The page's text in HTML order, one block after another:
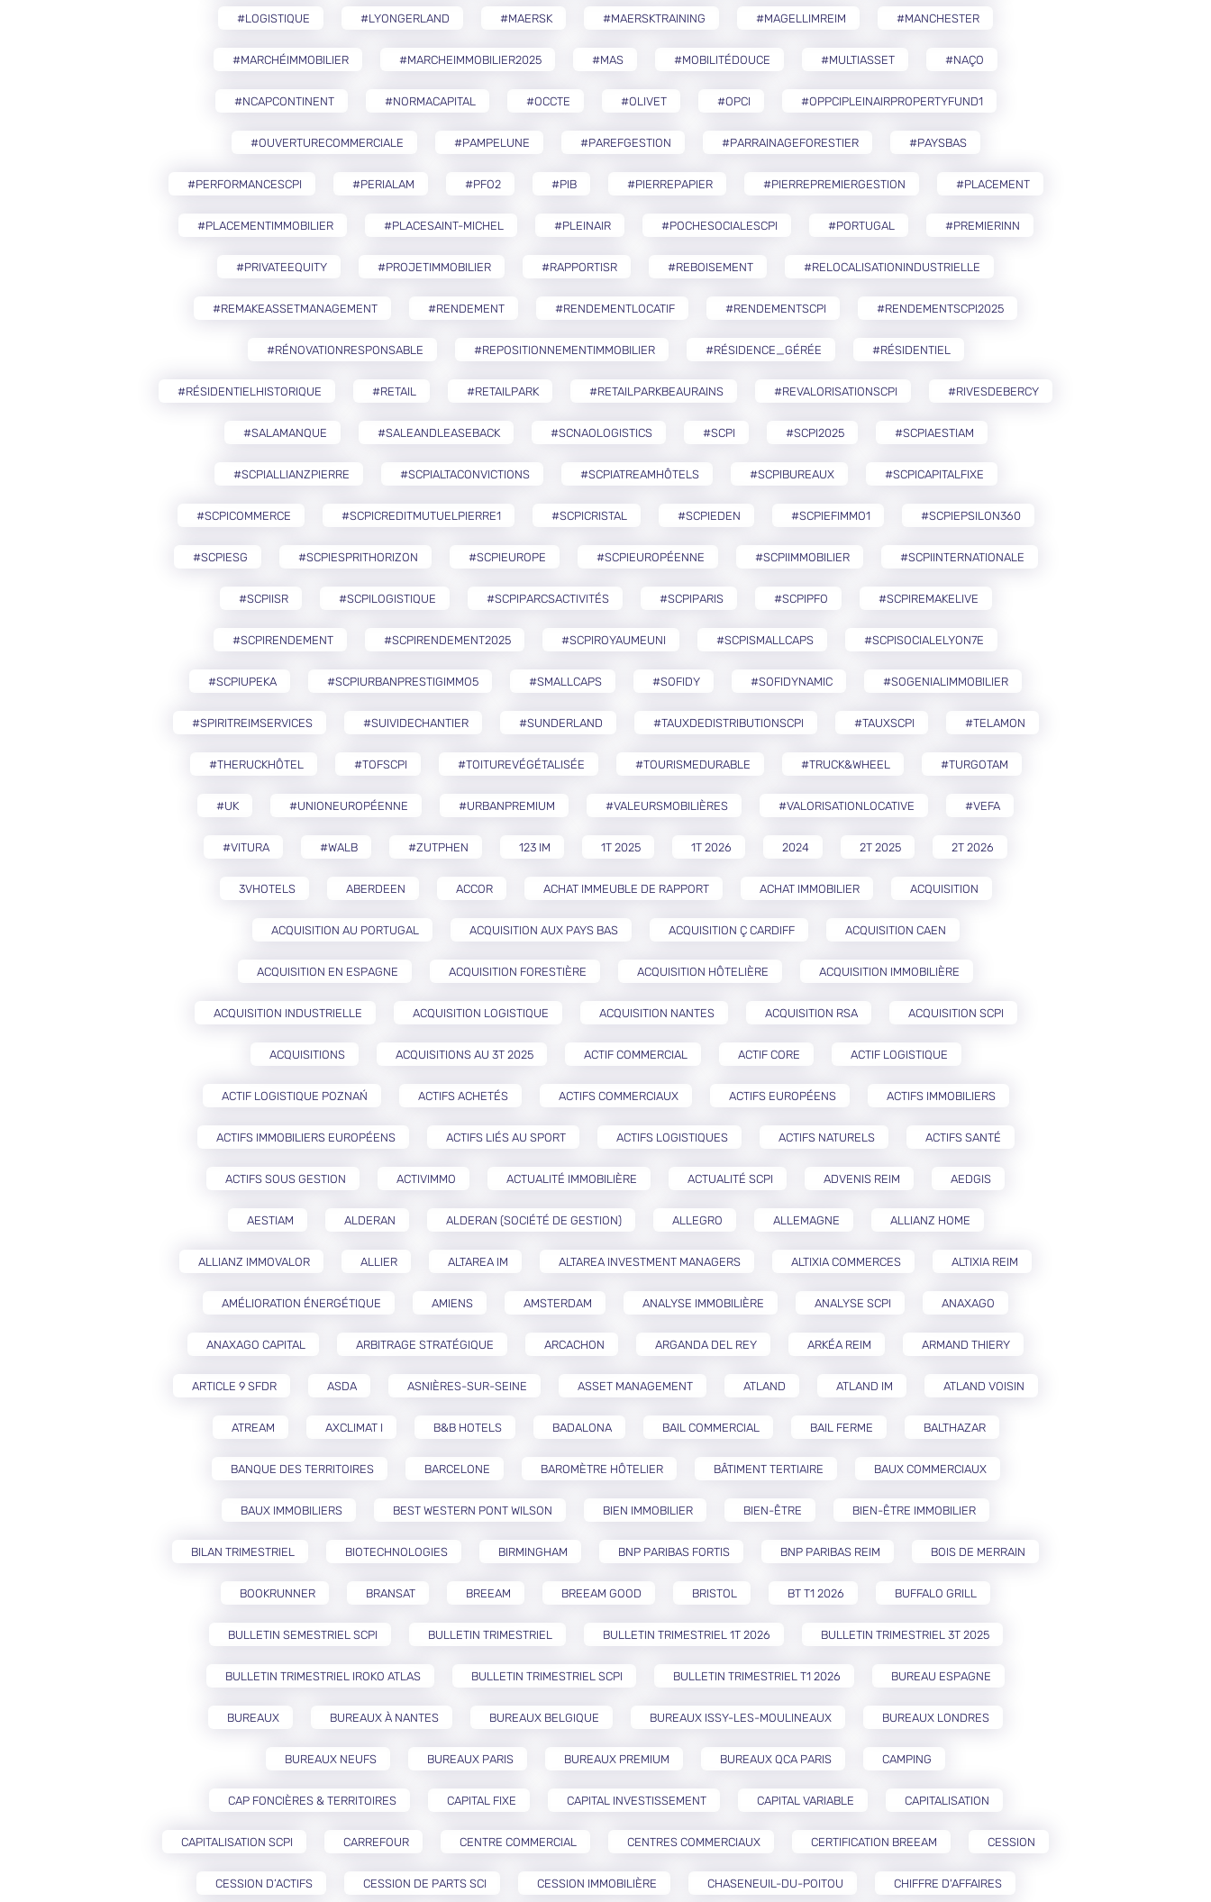
#LOGISTIQUE #LYONGERLAND #MAERSK #MAERSKTRAINING #MAGELLIMREIM #MANCHESTER
#MARCHÉIMMOBILIER #MARCHEIMMOBILIER2025 #MAS #MOBILITÉDOUCE #MULTIASSET #NAÇO
#NCAPCONTINENT #NORMACAPITAL #OCCTE #OLIVET #OPCI #OPPCIPLEINAIRPROPERTYFUND1
#OUVERTURECOMMERCIALE #PAMPELUNE #PAREFGESTION #PARRAINAGEFORESTIER #PAYSBAS
#PERFORMANCESCPI #PERIALAM #PFO2 #PIB #PIERREPAPIER #PIERREPREMIERGESTION #PLACEMENT
#PLACEMENTIMMOBILIER #PLACESAINT-MICHEL #PLEINAIR #POCHESOCIALESCPI #PORTUGAL #PREMIERINN
#PRIVATEEQUITY #PROJETIMMOBILIER #RAPPORTISR #REBOISEMENT #RELOCALISATIONINDUSTRIELLE
#REMAKEASSETMANAGEMENT #RENDEMENT #RENDEMENTLOCATIF #RENDEMENTSCPI #RENDEMENTSCPI2025
#RÉNOVATIONRESPONSABLE #REPOSITIONNEMENTIMMOBILIER #RÉSIDENCE_GÉRÉE #RÉSIDENTIEL
#RÉSIDENTIELHISTORIQUE #RETAIL #RETAILPARK #RETAILPARKBEAURAINS #REVALORISATIONSCPI #RIVESDEBERCY
#SALAMANQUE #SALEANDLEASEBACK #SCNAOLOGISTICS #SCPI #SCPI2025 #SCPIAESTIAM
#SCPIALLIANZPIERRE #SCPIALTACONVICTIONS #SCPIATREAMHÔTELS #SCPIBUREAUX #SCPICAPITALFIXE
#SCPICOMMERCE #SCPICREDITMUTUELPIERRE1 #SCPICRISTAL #SCPIEDEN #SCPIEFIMMO1 #SCPIEPSILON360
#SCPIESG #SCPIESPRITHORIZON #SCPIEUROPE #SCPIEUROPÉENNE #SCPIIMMOBILIER #SCPIINTERNATIONALE
#SCPIISR #SCPILOGISTIQUE #SCPIPARCSACTIVITÉS #SCPIPARIS #SCPIPFO #SCPIREMAKELIVE
#SCPIRENDEMENT #SCPIRENDEMENT2025 #SCPIROYAUMEUNI #SCPISMALLCAPS #SCPISOCIALELYON7E
#SCPIUPEKA #SCPIURBANPRESTIGIMMO5 #SMALLCAPS #SOFIDY #SOFIDYNAMIC #SOGENIALIMMOBILIER
#SPIRITREIMSERVICES #SUIVIDECHANTIER #SUNDERLAND #TAUXDEDISTRIBUTIONSCPI #TAUXSCPI #TELAMON
#THERUCKHÔTEL #TOFSCPI #TOITUREVÉGÉTALISÉE #TOURISMEDURABLE #TRUCK&WHEEL #TURGOTAM
#UK #UNIONEUROPÉENNE #URBANPREMIUM #VALEURSMOBILIÈRES #VALORISATIONLOCATIVE #VEFA
#VITURA #WALB #ZUTPHEN 123 IM 1T 2025 1T 2026 2024 2T 2025 2T 2026
3VHOTELS ABERDEEN ACCOR ACHAT IMMEUBLE DE RAPPORT ACHAT IMMOBILIER ACQUISITION
ACQUISITION AU PORTUGAL ACQUISITION AUX PAYS BAS ACQUISITION Ç CARDIFF ACQUISITION CAEN
ACQUISITION EN ESPAGNE ACQUISITION FORESTIÈRE ACQUISITION HÔTELIÈRE ACQUISITION IMMOBILIÈRE
ACQUISITION INDUSTRIELLE ACQUISITION LOGISTIQUE ACQUISITION NANTES ACQUISITION RSA ACQUISITION SCPI
ACQUISITIONS ACQUISITIONS AU 3T 2025 ACTIF COMMERCIAL ACTIF CORE ACTIF LOGISTIQUE
ACTIF LOGISTIQUE POZNAŃ ACTIFS ACHETÉS ACTIFS COMMERCIAUX ACTIFS EUROPÉENS ACTIFS IMMOBILIERS
ACTIFS IMMOBILIERS EUROPÉENS ACTIFS LIÉS AU SPORT ACTIFS LOGISTIQUES ACTIFS NATURELS ACTIFS SANTÉ
ACTIFS SOUS GESTION ACTIVIMMO ACTUALITÉ IMMOBILIÈRE ACTUALITÉ SCPI ADVENIS REIM AEDGIS
AESTIAM ALDERAN ALDERAN (SOCIÉTÉ DE GESTION) ALLEGRO ALLEMAGNE ALLIANZ HOME
ALLIANZ IMMOVALOR ALLIER ALTAREA IM ALTAREA INVESTMENT MANAGERS ALTIXIA COMMERCES ALTIXIA REIM
AMÉLIORATION ÉNERGÉTIQUE AMIENS AMSTERDAM ANALYSE IMMOBILIÈRE ANALYSE SCPI ANAXAGO
ANAXAGO CAPITAL ARBITRAGE STRATÉGIQUE ARCACHON ARGANDA DEL REY ARKÉA REIM ARMAND THIERY
ARTICLE 9 SFDR ASDA ASNIÈRES-SUR-SEINE ASSET MANAGEMENT ATLAND ATLAND IM ATLAND VOISIN
ATREAM AXCLIMAT I B&B HOTELS BADALONA BAIL COMMERCIAL BAIL FERME BALTHAZAR
BANQUE DES TERRITOIRES BARCELONE BAROMÈTRE HÔTELIER BÂTIMENT TERTIAIRE BAUX COMMERCIAUX
BAUX IMMOBILIERS BEST WESTERN PONT WILSON BIEN IMMOBILIER BIEN-ÊTRE BIEN-ÊTRE IMMOBILIER
BILAN TRIMESTRIEL BIOTECHNOLOGIES BIRMINGHAM BNP PARIBAS FORTIS BNP PARIBAS REIM BOIS DE MERRAIN
BOOKRUNNER BRANSAT BREEAM BREEAM GOOD BRISTOL BT T1 2026 BUFFALO GRILL
BULLETIN SEMESTRIEL SCPI BULLETIN TRIMESTRIEL BULLETIN TRIMESTRIEL 1T 2026 BULLETIN TRIMESTRIEL 3T 2025
BULLETIN TRIMESTRIEL IROKO ATLAS BULLETIN TRIMESTRIEL SCPI BULLETIN TRIMESTRIEL T1 2026 BUREAU ESPAGNE
BUREAUX BUREAUX À NANTES BUREAUX BELGIQUE BUREAUX ISSY-LES-MOULINEAUX BUREAUX LONDRES
BUREAUX NEUFS BUREAUX PARIS BUREAUX PREMIUM BUREAUX QCA PARIS CAMPING
CAP FONCIÈRES & TERRITOIRES CAPITAL FIXE CAPITAL INVESTISSEMENT CAPITAL VARIABLE CAPITALISATION
CAPITALISATION SCPI CARREFOUR CENTRE COMMERCIAL CENTRES COMMERCIAUX CERTIFICATION BREEAM CESSION
CESSION D’ACTIFS CESSION DE PARTS SCI CESSION IMMOBILIÈRE CHASENEUIL-DU-POITOU CHIFFRE D'AFFAIRES